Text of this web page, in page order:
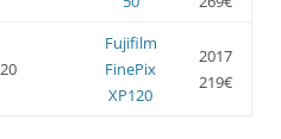
Fujifilm
FinePix
XP120
2017
219€